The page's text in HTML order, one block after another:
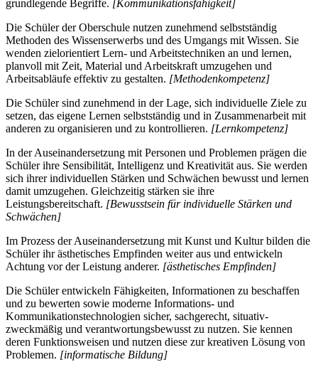
grundlegende Begriffe. [Kommunikationsfähigkeit]
Die Schüler der Oberschule nutzen zunehmend selbstständig
Methoden des Wissenserwerbs und des Umgangs mit Wissen. Sie
wenden zielorientiert Lern- und Arbeitstechniken an und lernen,
planvoll mit Zeit, Material und Arbeitskraft umzugehen und
Arbeitsabläufe effektiv zu gestalten. [Methodenkompetenz]
Die Schüler sind zunehmend in der Lage, sich individuelle Ziele zu
setzen, das eigene Lernen selbstständig und in Zusammenarbeit mit
anderen zu organisieren und zu kontrollieren. [Lernkompetenz]
In der Auseinandersetzung mit Personen und Problemen prägen die
Schüler ihre Sensibilität, Intelligenz und Kreativität aus. Sie werden
sich ihrer individuellen Stärken und Schwächen bewusst und lernen
damit umzugehen. Gleichzeitig stärken sie ihre
Leistungsbereitschaft. [Bewusstsein für individuelle Stärken und
Schwächen]
Im Prozess der Auseinandersetzung mit Kunst und Kultur bilden die
Schüler ihr ästhetisches Empfinden weiter aus und entwickeln
Achtung vor der Leistung anderer. [ästhetisches Empfinden]
Die Schüler entwickeln Fähigkeiten, Informationen zu beschaffen
und zu bewerten sowie moderne Informations- und
Kommunikationstechnologien sicher, sachgerecht, situativ-
zweckmäßig und verantwortungsbewusst zu nutzen. Sie kennen
deren Funktionsweisen und nutzen diese zur kreativen Lösung von
Problemen. [informatische Bildung]